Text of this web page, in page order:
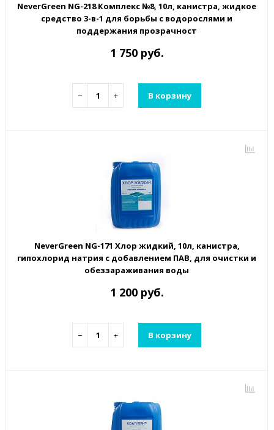
NeverGreen NG-218 Комплекс №8, 10л, канистра, жидкое
средство 3-в-1 для борьбы с водорослями и
поддержания прозрачност
1 750 руб.
− + В корзину
NeverGreen NG-171 Хлор жидкий, 10л, канистра,
гипохлорид натрия с добавлением ПАВ, для очистки и
обеззараживания воды
1 200 руб.
− + В корзину